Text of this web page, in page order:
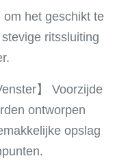
om het geschikt te
ritssluiting
】 Voorzijde
ontworpen
opslag